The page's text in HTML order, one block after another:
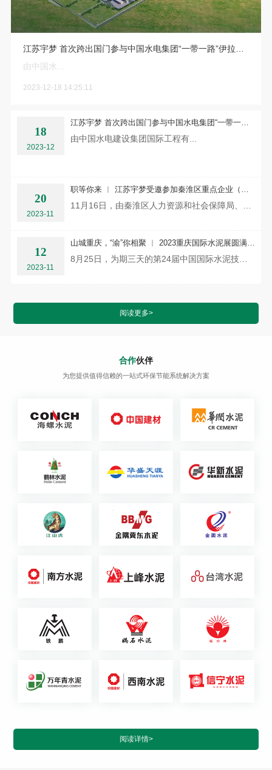
由中国水...
2023-12-18 14:25:11
18
2023-12
由中国水电建设集团国际工程有...
20
2023-11
12
2023-11
山城重庆，“渝”你相聚 ︱ 2023重庆国际水泥展圆满收官，江苏宇梦粉流掣新品亮相受青睐！
8月25日，为期三天的第24届中国国际水泥技术及装备展览会在山城重庆正式落下帷幕。此次展会聚焦水泥环保、...
阅读更多>
合作伙伴
为您提供值得信赖的一站式环保节能系统解决方案
阅读详情>